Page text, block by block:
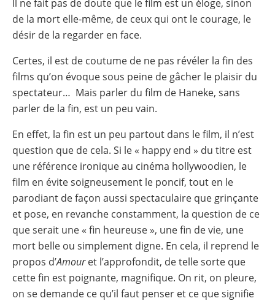
Il ne fait pas de doute que le film est un éloge, sinon
de la mort elle-même, de ceux qui ont le courage, le
désir de la regarder en face.
Certes, il est de coutume de ne pas révéler la fin des
films qu’on évoque sous peine de gâcher le plaisir du
spectateur… Mais parler du film de Haneke, sans
parler de la fin, est un peu vain.
En effet, la fin est un peu partout dans le film, il n’est
question que de cela. Si le « happy end » du titre est
une référence ironique au cinéma hollywoodien, le
film en évite soigneusement le poncif, tout en le
parodiant de façon aussi spectaculaire que grinçante
et pose, en revanche constamment, la question de ce
que serait une « fin heureuse », une fin de vie, une
mort belle ou simplement digne. En cela, il reprend le
propos d’Amouret l’approfondit, de telle sorte que
cette fin est poignante, magnifique. On rit, on pleure,
on se demande ce qu’il faut penser et ce que signifie